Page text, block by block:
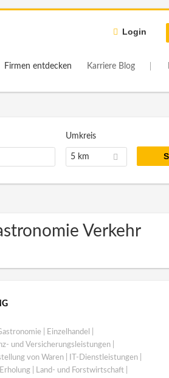
Login
Firmen entdecken Karriere Blog
Umkreis
5 km
Verkehr
| Einzelhandel |
und Versicherungsleistungen |
von Waren | IT-Dienstleistungen |
| Land- und Forstwirtschaft |